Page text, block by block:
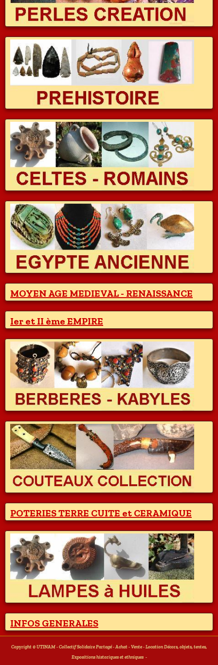
MOYEN AGE MEDIEVAL - RENAISSANCE
Ier et II ème EMPIRE
POTERIES TERRE CUITE et CERAMIQUE
INFOS GENERALES
Copyright © UTINAM - Collectif Solidaire Partagé - Achat - Vente - Location Décors, objets, tentes,
Expositions historiques et ethniques -